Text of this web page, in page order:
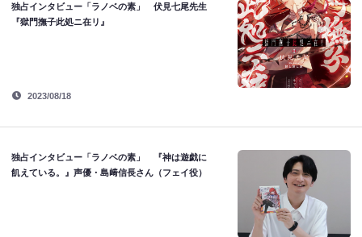
独占インタビュー「ラノベの素」 伏見七尾先生
『獄門撫子此処ニ在リ』
2023/08/18
独占インタビュー「ラノベの素」 『神は遊戯に
飢えている。』声優・島﨑信長さん（フェイ役）